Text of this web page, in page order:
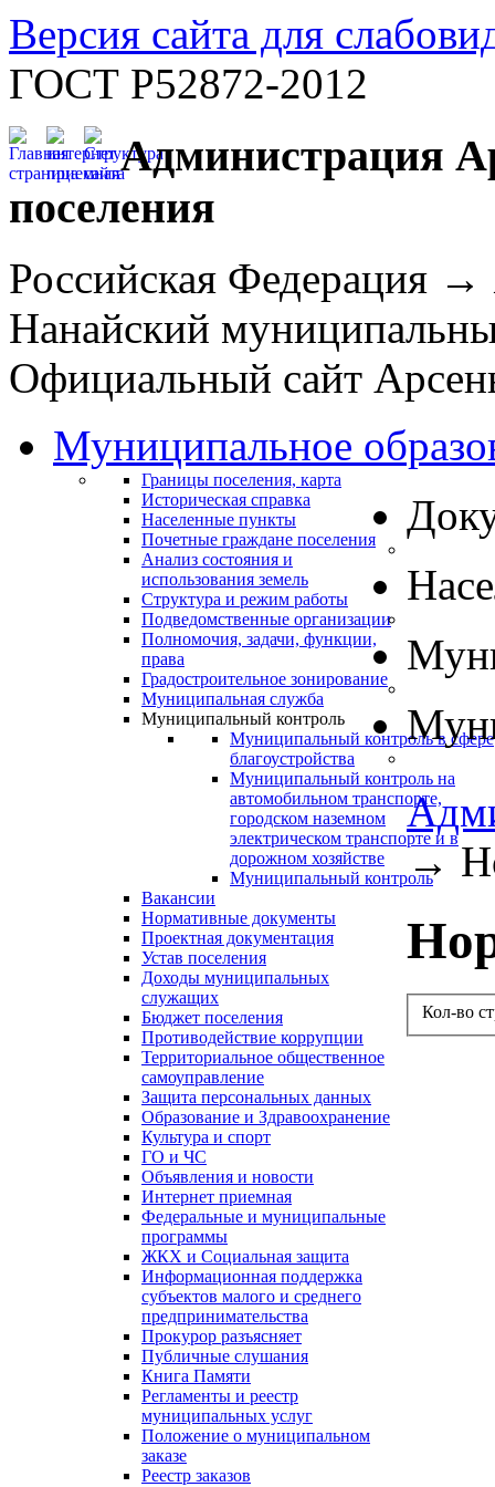
Версия сайта для
ГОСТ Р52872-2012
Администрация
поселения
Российская Федерация
Нанайский
Официальный сайт
Муниципальное
Границы поселения, карта
Историческая справка
Населенные пункты
Почетные граждане поселения
Анализ состояния и
использования земель
Структура и режим работы
Подведомственные организации
Полномочия, задачи, функции,
права
Градостроительное зонирование
Муниципальная служба
Муниципальный контроль
Муниципальный контроль в сфере
благоустройства
Муниципальный контроль на
автомобильном транспорте,
городском наземном
электрическом транспорте и в
дорожном хозяйстве
Муниципальный контроль
Вакансии
Нормативные документы
Проектная документация
Устав поселения
Доходы муниципальных
служащих
Бюджет поселения
Противодействие коррупции
Территориальное общественное
самоуправление
Защита персональных данных
Образование и Здравоохранение
Культура и спорт
ГО и ЧС
Объявления и новости
Интернет приемная
Федеральные и муниципальные
программы
ЖКХ и Социальная защита
Информационная поддержка
субъектов малого и среднего
предпринимательства
Прокурор разъясняет
Публичные слушания
Книга Памяти
Регламенты и реестр
муниципальных услуг
Положение о муниципальном
заказе
Реестр заказов
→
Кол-во